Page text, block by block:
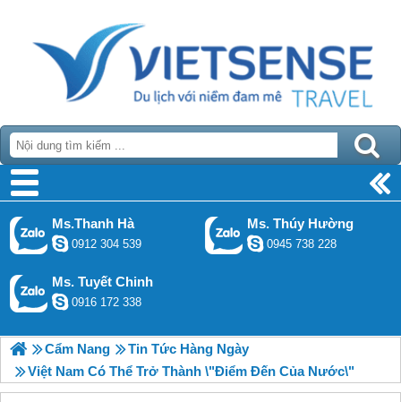
Ms.Thanh Hà
0912 304 539
Ms. Thúy Hường
0945 738 228
Ms. Tuyết Chinh
0916 172 338
Cẩm Nang
Tin Tức Hàng Ngày
Việt Nam Có Thể Trở Thành \"Điểm Đến Của Nước\"